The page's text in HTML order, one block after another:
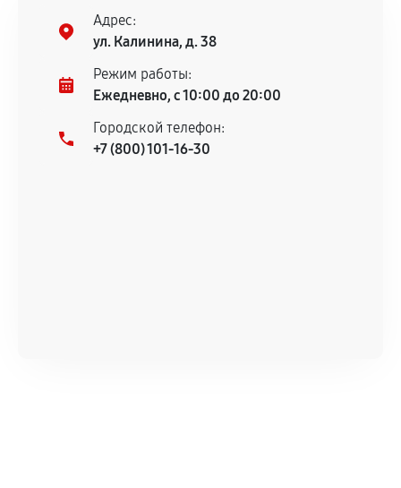
Адрес:
ул. Калинина, д. 38
Режим работы:
Ежедневно, с 10:00 до 20:00
Городской телефон:
+7 (800) 101-16-30